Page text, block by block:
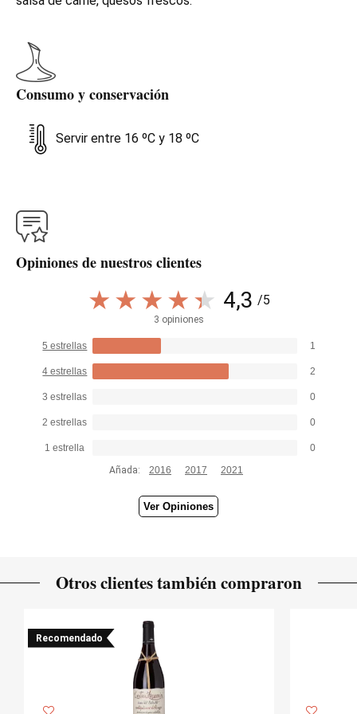
Consumo y conservación
Servir entre 16 ºC y 18 ºC
Opiniones de nuestros clientes
4,3 /5
3 opiniones
5 estrellas 1
4 estrellas 2
3 estrellas 0
2 estrellas 0
1 estrella
0
Añada:
2016 2017 2021
Ver Opiniones
Otros clientes también compraron
Recomendado